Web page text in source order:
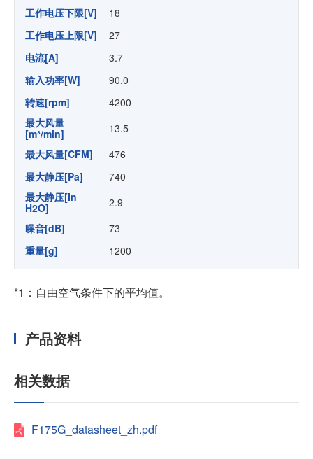
工作电压下限[V]
18
工作电压上限[V]
27
电流[A]
3.7
输入功率[W]
90.0
转速[rpm]
4200
最大风量
[m³/min]
13.5
最大风量[CFM]
476
最大静压[Pa]
740
最大静压[In
H2O]
2.9
噪音[dB]
73
重量[g]
1200
*1：自由空气条件下的平均值。
产品资料
相关数据
F175G_datasheet_zh.pdf